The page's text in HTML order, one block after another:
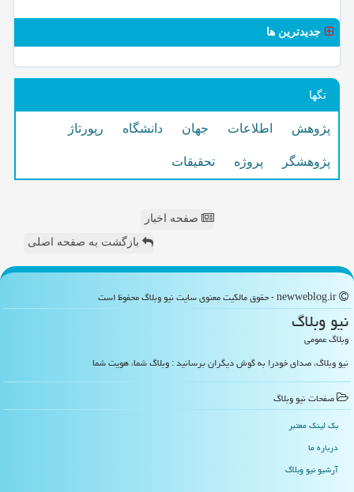
جدیدترین ها
تگها
پژوهش اطلاعات جهان دانشگاه رپورتاژ
پژوهشگر پروژه تحقیقات
صفحه اخبار
بازگشت به صفحه اصلی
نیو وبلاگ
وبلاگ عمومی
نیو وبلاگ، صدای خودرا به گوش دیگران برسانید : وبلاگ شما، هویت شما
صفحات نیو وبلاگ
بک لینک معتبر
درباره ما
آرشیو نیو وبلاگ